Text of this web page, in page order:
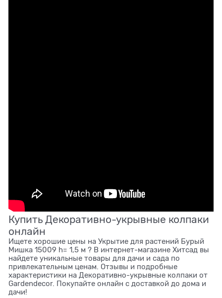
Купить Декоративно-укрывные колпаки
онлайн
Ищете хорошие цены на Укрытие для растений Бурый
Мишка 15009 h= 1,5 м ? В интернет-магазине Хитсад вы
найдете уникальные товары для дачи и сада по
привлекательным ценам. Отзывы и подробные
характеристики на Декоративно-укрывные колпаки от
Gardendecor. Покупайте онлайн с доставкой до дома и
дачи!